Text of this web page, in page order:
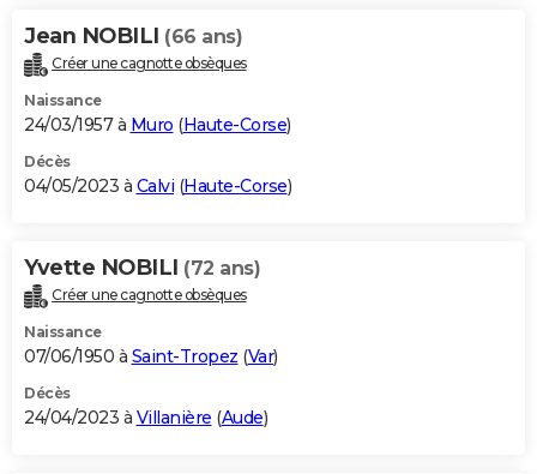
Jean NOBILI (66 ans)
Créer une cagnotte obsèques
Naissance
24/03/1957 à Muro (Haute-Corse)
Décès
04/05/2023 à Calvi (Haute-Corse)
Yvette NOBILI (72 ans)
Créer une cagnotte obsèques
Naissance
07/06/1950 à Saint-Tropez (Var)
Décès
24/04/2023 à Villanière (Aude)